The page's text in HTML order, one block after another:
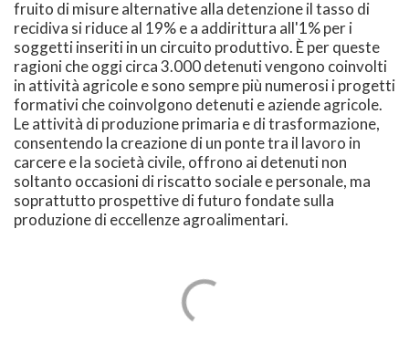
fruito di misure alternative alla detenzione il tasso di
recidiva si riduce al 19% e a addirittura all'1% per i
soggetti inseriti in un circuito produttivo. È per queste
ragioni che oggi circa 3.000 detenuti vengono coinvolti
in attività agricole e sono sempre più numerosi i progetti
formativi che coinvolgono detenuti e aziende agricole.
Le attività di produzione primaria e di trasformazione,
consentendo la creazione di un ponte tra il lavoro in
carcere e la società civile, offrono ai detenuti non
soltanto occasioni di riscatto sociale e personale, ma
soprattutto prospettive di futuro fondate sulla
produzione di eccellenze agroalimentari.